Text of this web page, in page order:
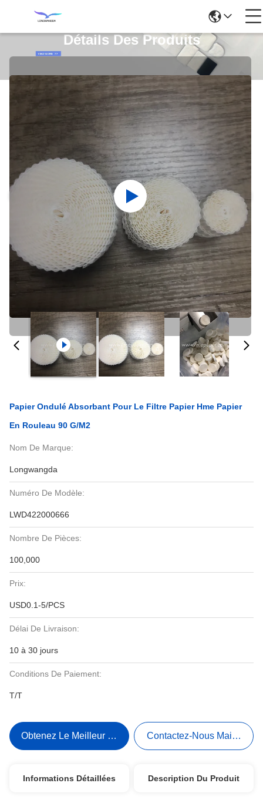
Détails Des Produits
Papier Ondulé Absorbant Pour Le Filtre Papier Hme Papier
En Rouleau 90 G/m2
Nom De Marque:
Longwangda
Numéro De Modèle:
LWD422000666
Nombre De Pièces:
100,000
Prix:
USD0.1-5/PCS
Délai De Livraison:
10 à 30 jours
Conditions De Paiement:
T/T
Obtenez Le Meilleur Prix Contactez-Nous Maintenant
Informations Détaillées Description Du Produit